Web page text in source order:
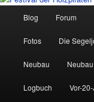
Zum
primären
Inhalt
springen
Zum
sekundären
Inhalt
springen
Blog Forum
Fotos Die
Neubau
Logbuch Vor-